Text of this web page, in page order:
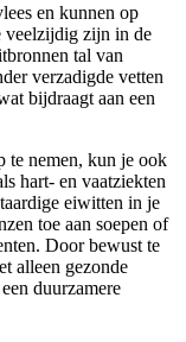
en kunnen op
veelzijdig zijn in de
tal van
verzadigde vetten
bijdraagt aan een
te nemen, kun je ook
hart- en vaatziekten
eiwitten in je
toe aan soepen of
Door bewust te
alleen gezonde
duurzamere